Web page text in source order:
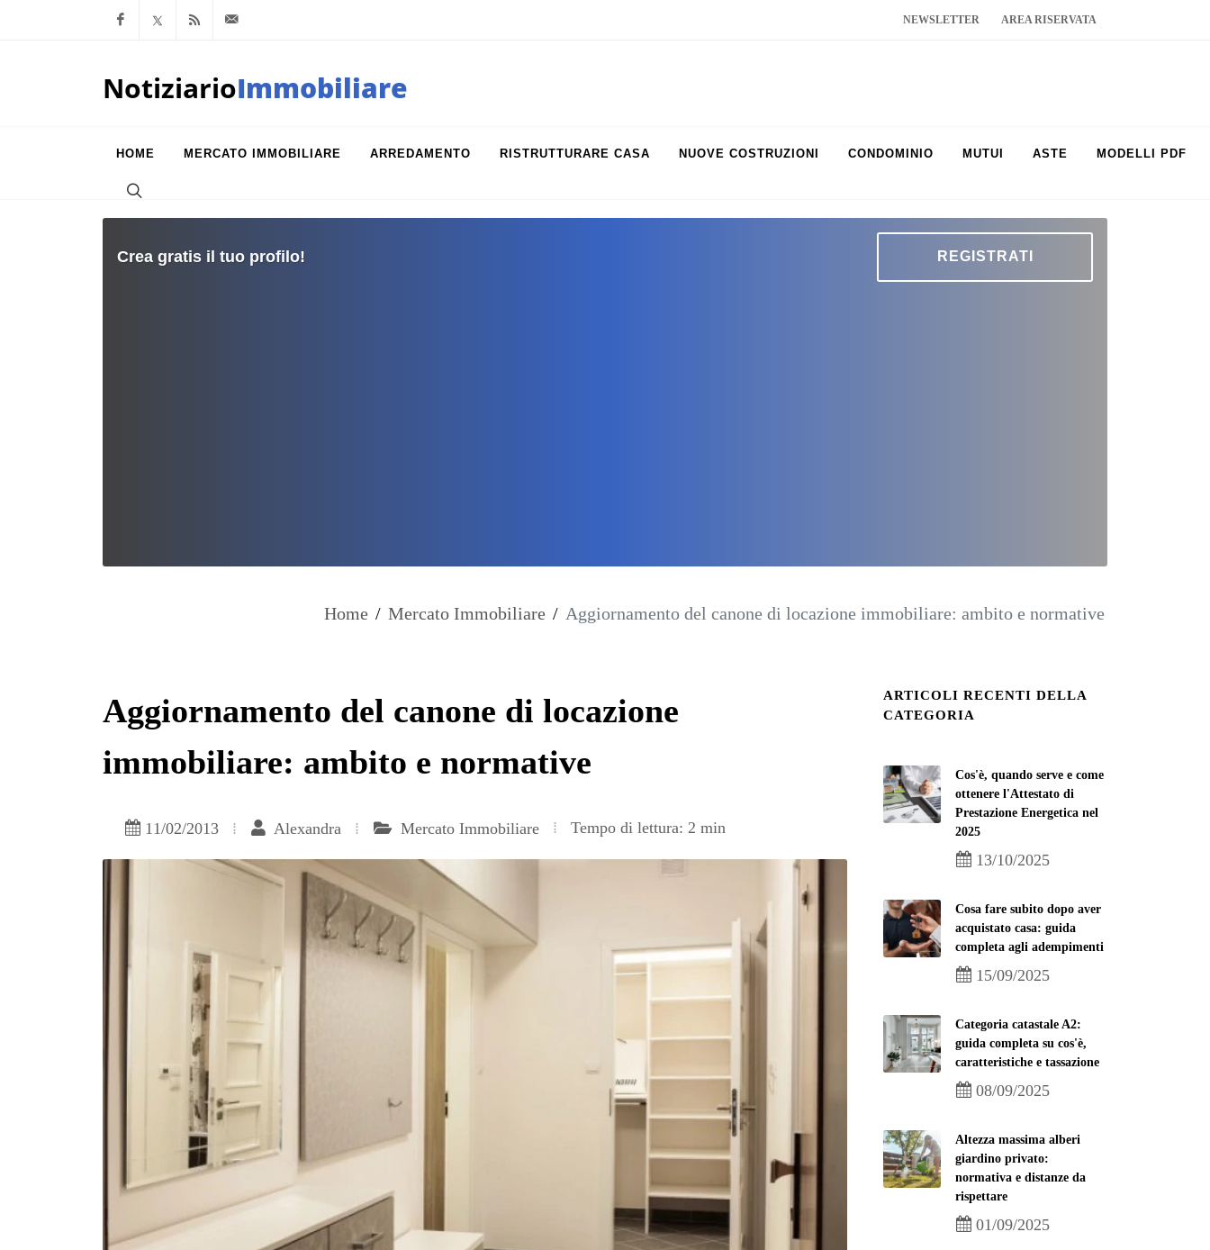
Facebook
x.com Feed RSS NEWSLETTER AREA RISERVATA
NotiziarioImmobiliare
HOME MERCATO IMMOBILIARE ARREDAMENTO RISTRUTTURARE CASA NUOVE COSTRUZIONI CONDOMINIO MUTUI ASTE MODELLI PDF
Crea gratis il tuo profilo! REGISTRATI
Home / Mercato Immobiliare / Aggiornamento del canone di locazione immobiliare: ambito e normative
Aggiornamento del canone di locazione
immobiliare: ambito e normative
11/02/2013 Alexandra Mercato Immobiliare Tempo di lettura: 2 min
ARTICOLI RECENTI DELLA
CATEGORIA
Cos'è, quando serve e come
ottenere l'Attestato di
Prestazione Energetica nel
2025
13/10/2025
Cosa fare subito dopo aver
acquistato casa: guida
completa agli adempimenti
15/09/2025
Categoria catastale A2:
guida completa su cos'è,
caratteristiche e tassazione
08/09/2025
Altezza massima alberi
giardino privato:
normativa e distanze da
rispettare
01/09/2025